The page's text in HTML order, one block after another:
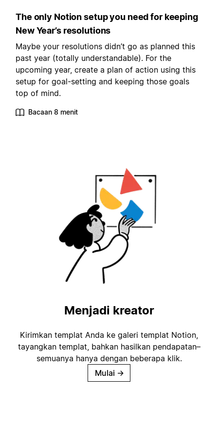
The only Notion setup you need for keeping
New Year’s resolutions
Maybe your resolutions didn’t go as planned this
past year (totally understandable). For the
upcoming year, create a plan of action using this
setup for goal-setting and keeping those goals
top of mind.
Bacaan 8 menit
Menjadi kreator
Kirimkan templat Anda ke galeri templat Notion,
tayangkan templat, bahkan hasilkan pendapatan–
semuanya hanya dengan beberapa klik.
Mulai →